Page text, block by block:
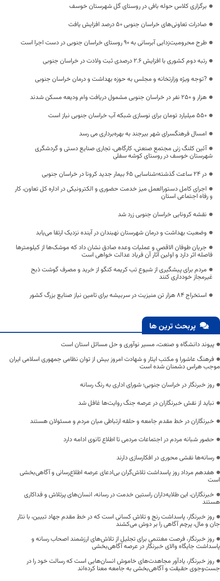
برگزاری کلاس حوله بافی در روستای گل شهرستان خوسف
صادرات تعاونی‌های خراسان جنوبی ۵۰ درصد افزایش یافت
طرح محرومیت‌زدایی آبرسانی به ۹۰ روستای خراسان جنوبی در دست اجرا است
رتبه دوم کشوری با افزایش ۲.۶ درصدی ثبت ولادت در خراسان جنوبی
?توجه ویژه وزارتخانه و مجلس به حوزه بهداشت و درمان خراسان جنوبی
هزار و ۲۵۰ نفر در خراسان جنوبی مشمول دریافت وام ودیعه مسکن شدند
۵۵۰ میلیارد تومان برای نوسازی شبکه‌ آب خراسان جنوبی نیاز است
امسال فرهنگسرای شهر بیرجند به بهره‌برداری می رسد
آئین کلنگ زنی مجتمع صنعتی، کارگاهی، تجاری صنایع دستی و گردشگری
شهرستان خوسف در روستای کوشه سفلی
در 24 ساعت گذشته؛شناسایی 65 بیمار جدید کرونا در خراسان جنوبی
اجرای کامل دستورالعمل میز خدمت حضوری و الکترونیکی در اداره کل تعاون، کار
و رفاه اجتماعی استان
نقشه کرونایی خراسان جنوبی زرد شد
وضعیت بهداشت و درمان شهرستان نهبندان در آینده نزدیک ارتقا می‌یابد
جریان طوفان الاقصی و عملیات وعده صادق نشان داد که موشک‌ها از کیلومترها
فاصله اثر دارد و اولین آثار آن فریاد عدالت خواهی است
مردم برای پیشگیری از شیوع تب کریمه کنگو از خرید و مصرف گوشت ذبح
غیرمجاز خودداری کنند
استخراج ۸۴ هزار تن منیزیت در سربیشه برای تامین نیاز صنایع بزرگ کشور
پربحث ترین ها
پیوند دانشگاه و صنعت، مسیر نوآوری و حل مسائل استان است
فرهنگ عاشورا و مکتب ایثار و شهادت امروز بیش از توان نظامی جمهوری اسلامی ایران
موجب هراس دشمنان شده است
روز خبرنگار در خراسان جنوبی؛ شورای اداری به رنگ رسانه
نباید از نقش خبرنگاران در عرصه جنگ روایت‌ها غافل شد
خبرنگاران در خط مقدم جامعه و حلقه ارتباطی میان مردم و مسئولان هستند
حضور شبانه مردم در اجتماعات مردمی تا اطلاع ثانوی ادامه دارد
رسانه‌ها نقشی محوری در افکارسازی دارند
هفدهم مرداد روز پاسداشت تلاش‌گران بی‌ادعای عرصه اطلاع‌رسانی و آگاهی‌بخشی
است
خبرنگاران، این طلایه‌داران راستین خدمت در رسانه، انسان‌های پرتلاش و فداکاری
هستند
روز خبرنگار، پاسداشت رنج و تلاش کسانی است که در خط مقدم جهاد تبیین، با نثار
جان و مال، پرچم آگاهی را بر دوش می‌کشند
روز خبرنگار، فرصت مغتنمی برای تجلیل از تلاش‌های ارزشمند اصحاب رسانه و
پاسداشت جایگاه والای خبرنگار در عرصه آگاهی‌بخشی
روز خبرنگار، یادآور مجاهدت‌های خاموش انسان‌هایی است که رسالت خود را در
جست‌وجوی حقیقت و آگاهی‌بخشی به جامعه معنا کرده‌اند